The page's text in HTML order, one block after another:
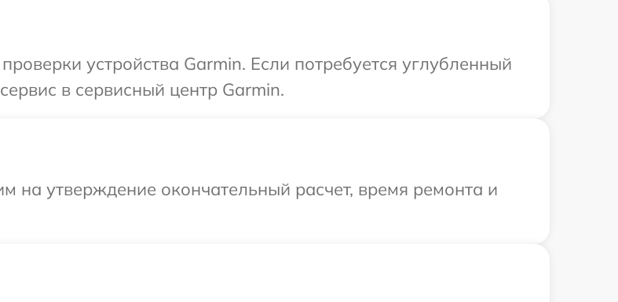
устройства Garmin. Если потребуется углубленный
в сервисный центр Garmin.
на утверждение окончательный расчет, время ремонта и